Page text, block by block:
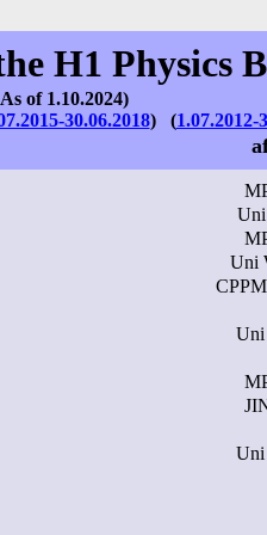
H1 Physics
of 1.10.2024)
30.06.2018) (1.07.2012-
Uni
Uni
Uni